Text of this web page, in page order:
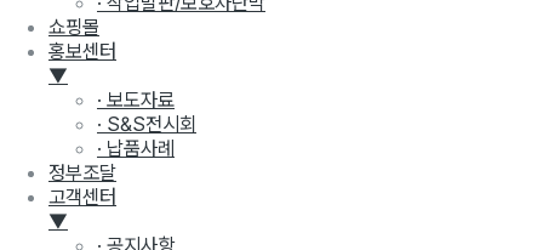
쇼핑몰
홍보센터
▼
· 보도자료
· S&S전시회
· 납품사례
정부조달
고객센터
▼